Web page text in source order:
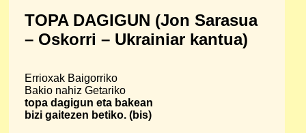
TOPA DAGIGUN (Jon Sarasua
– Oskorri – Ukrainiar kantua)
Errioxak Baigorriko
Bakio nahiz Getariko
topa dagigun eta bakean
bizi gaitezen betiko. (bis)